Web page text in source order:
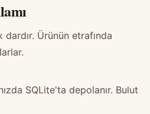
dardır. Ürünün etrafında
SQLite'ta depolanır. Bulut